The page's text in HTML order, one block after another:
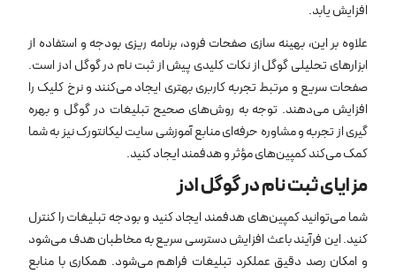
افزایش یابد.
علاوه بر این، بهینه ‌سازی صفحات فرود، برنامه ‌ریزی بودجه و استفاده از
ابزارهای تحلیلی گوگل از نکات کلیدی پیش از ثبت نام در گوگل ادز است.
صفحات سریع و مرتبط تجربه کاربری بهتری ایجاد می‌کنند و نرخ کلیک را
افزایش می‌دهند. توجه به روش‌های صحیح تبلیغات در گوگل و بهره‌
گیری از تجربه و مشاوره حرفه‌ای منابع آموزشی سایت لیکانتورک نیز به شما
کمک می‌کند کمپین‌های مؤثر و هدفمند ایجاد کنید.
مزایای ثبت نام در گوگل ادز
شما می‌توانید کمپین‌های هدفمند ایجاد کنید و بودجه تبلیغات را کنترل
کنید. این فرآیند باعث افزایش دسترسی سریع به مخاطبان هدف می‌شود
و امکان رصد دقیق عملکرد تبلیغات فراهم می‌شود. همکاری با منابع